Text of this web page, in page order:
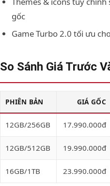
gốc
Game Turbo 2.0 tối ưu
So Sánh Giá Trước
PHIÊN BẢN GIÁ GỐC
12GB/256GB 17.990.000đ
12GB/512GB 19.990.000đ
16GB/1TB 23.990.000đ